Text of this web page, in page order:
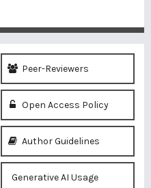
Peer-Reviewers
Open Access Policy
Author Guidelines
Generative AI Usage